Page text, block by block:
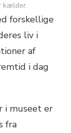
kælder.
forskellige
liv i
af
i dag
i museet er
fra